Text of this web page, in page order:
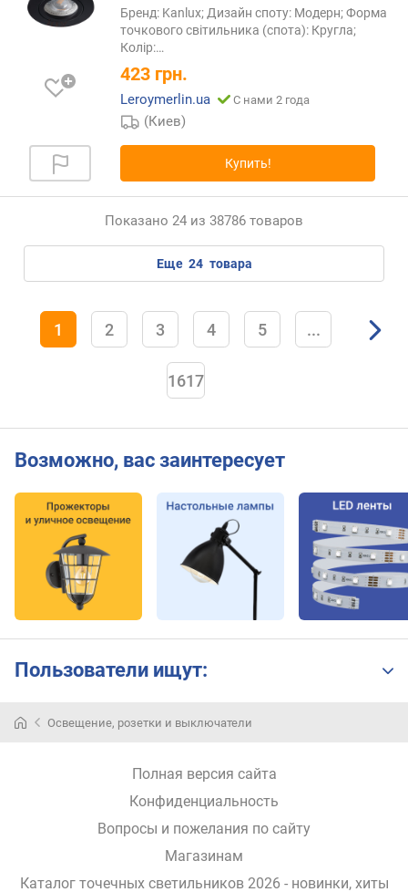
Бренд: Kanlux; Дизайн споту: Модерн; Форма
точкового світильника (спота): Кругла;
Колір:…
423 грн.
Leroymerlin.ua С нами 2 года
(Киев)
Купить!
Показано 24 из 38786 товаров
еще 24 товара
1 2 3 4 5 ...
1617
Возможно, вас заинтересует
Пользователи ищут:
Освещение, розетки и выключатели
Полная версия сайта
Конфиденциальность
Вопросы и пожелания по сайту
Магазинам
Каталог точечных светильников 2026 - новинки, хиты